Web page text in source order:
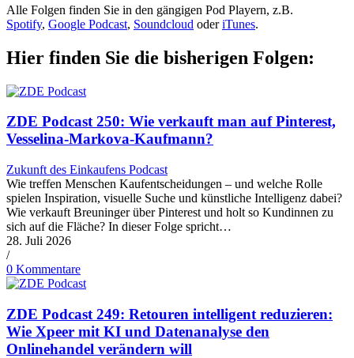
Alle Folgen finden Sie in den gängigen Pod Playern, z.B.
Spotify, Google Podcast, Soundcloud oderiTunes.
Hier finden Sie die bisherigen Folgen:
ZDE Podcast 250: Wie verkauft man auf Pinterest,
Vesselina-Markova-Kaufmann?
Zukunft des Einkaufens Podcast
Wie treffen Menschen Kaufentscheidungen – und welche Rolle
spielen Inspiration, visuelle Suche und künstliche Intelligenz dabei?
Wie verkauft Breuninger über Pinterest und holt so Kundinnen zu
sich auf die Fläche? In dieser Folge spricht…
28. Juli 2026
/
0 Kommentare
ZDE Podcast 249: Retouren intelligent reduzieren:
Wie Xpeer mit KI und Datenanalyse den
Onlinehandel verändern will